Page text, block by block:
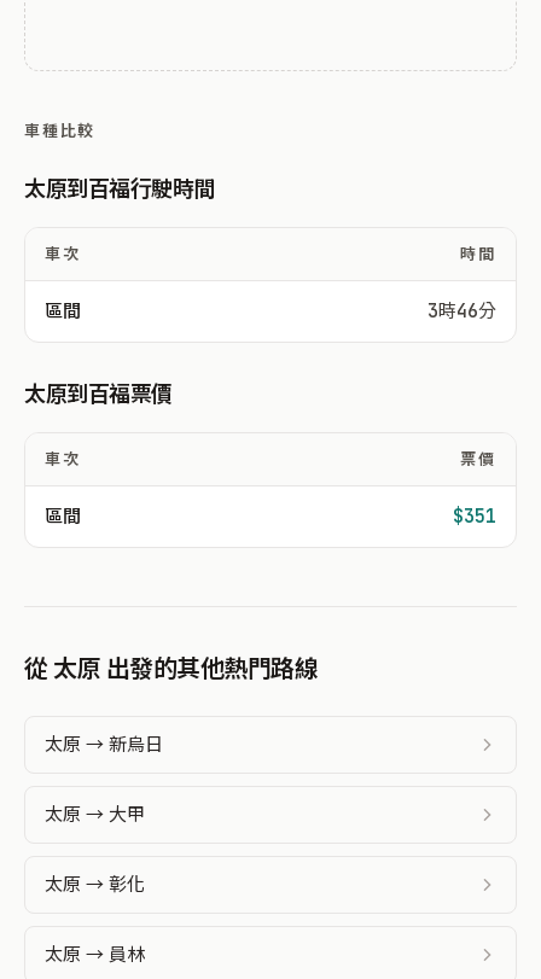
車種比較
太原到百福行駛時間
車次 時間
區間 3時46分
太原到百福票價
車次 票價
區間 $351
從 太原 出發的其他熱門路線
太原 → 新烏日
太原 → 大甲
太原 → 彰化
太原 → 員林